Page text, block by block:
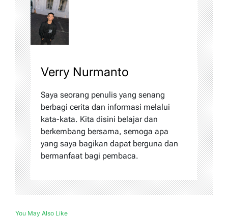
Verry Nurmanto
Saya seorang penulis yang senang
berbagi cerita dan informasi melalui
kata-kata. Kita disini belajar dan
berkembang bersama, semoga apa
yang saya bagikan dapat berguna dan
bermanfaat bagi pembaca.
You May Also Like